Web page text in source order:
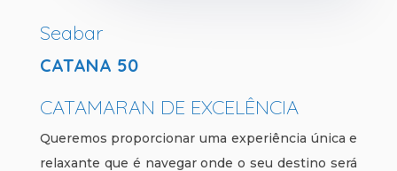
Seabar
CATANA 50
CATAMARAN DE EXCELÊNCIA
Queremos proporcionar uma experiência única e
relaxante que é navegar onde o seu destino será